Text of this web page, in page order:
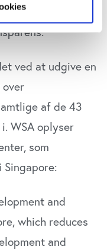
om din placering,
på en scanning af
indhold og
medier og til
partnere inden for
kombinere disse
dem, eller som
tjenester. Du
fortsætter med at
Demant, Coloplast
ved at udgive en
af de 43
WSA oplyser
som
Singapore:
and
which reduces
and